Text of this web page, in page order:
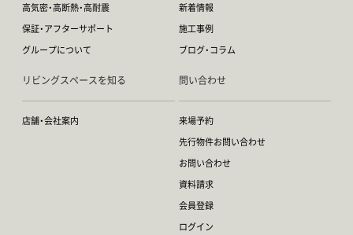
高気密・高断熱・高耐震
保証・アフターサポート
グループについて
新着情報
施工事例
ブログ・コラム
リビングスペースを知る
店舗・会社案内
問い合わせ
来場予約
先行物件お問い合わせ
お問い合わせ
資料請求
会員登録
ログイン